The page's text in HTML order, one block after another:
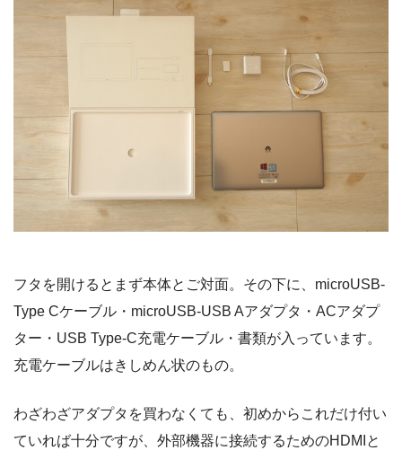
フタを開けるとまず本体とご対面。その下に、microUSB-
Type Cケーブル・microUSB-USB Aアダプタ・ACアダプ
ター・USB Type-C充電ケーブル・書類が入っています。
充電ケーブルはきしめん状のもの。
わざわざアダプタを買わなくても、初めからこれだけ付い
ていれば十分ですが、外部機器に接続するためのHDMIと